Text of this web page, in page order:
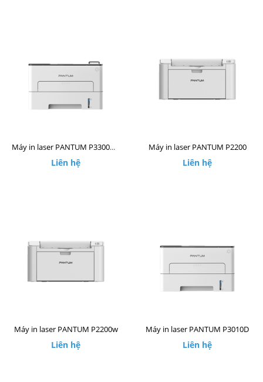
Máy in laser PANTUM P3300DW
Liên hệ
Máy in laser PANTUM P2200
Liên hệ
Máy in laser PANTUM P2200w
Liên hệ
Máy in laser PANTUM P3010D
Liên hệ